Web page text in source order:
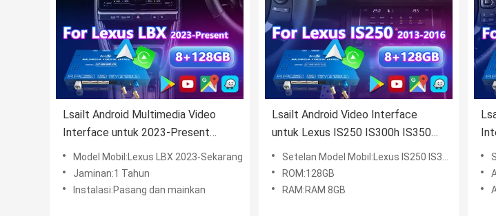
Lsailt Android Multimedia Video
Interface untuk 2023-Present
Lexus LBX
Model Mobil:Lexus LBX 2023-Sekarang
Jaminan:1 Tahun
Instalasi:Pasang dan mainkan
Lsailt Android Video Interface
untuk Lexus IS250 IS300h IS350
IS200t IS300 IS Kontrol mouse
2013-2016
Setelan Model Mobil:Lexus IS250 IS300h IS350 2013-2016
ROM:128GB
RAM:RAM 8GB